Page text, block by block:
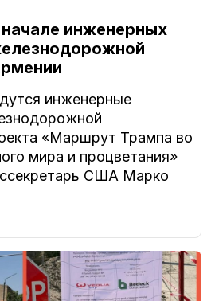
инженерных
инженерные
«Маршрут Трампа во
мира и процветания»
США Марко